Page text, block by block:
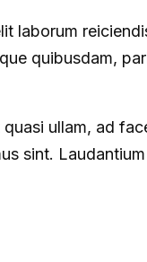
laborum
quibusdam,
ullam, ad
sint.